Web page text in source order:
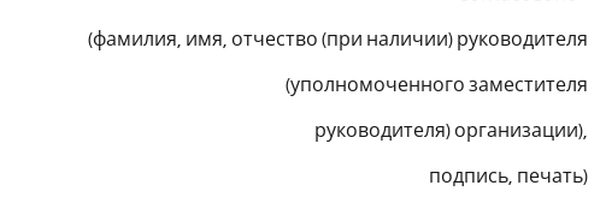
(фамилия, имя, отчество (при наличии) руководителя
(уполномоченного заместителя
руководителя) организации),
подпись, печать)